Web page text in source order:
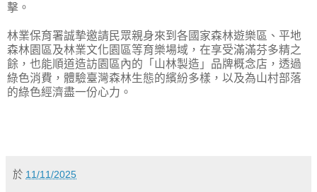
擊。
林業保育署誠摯邀請民眾親身來到各國家森林遊樂區、平地
森林園區及林業文化園區等育樂場域，在享受滿滿芬多精之
餘，也能順道造訪園區內的「山林製造」品牌概念店，透過
綠色消費，體驗臺灣森林生態的繽紛多樣，以及為山村部落
的綠色經濟盡一份心力。
於 11/11/2025